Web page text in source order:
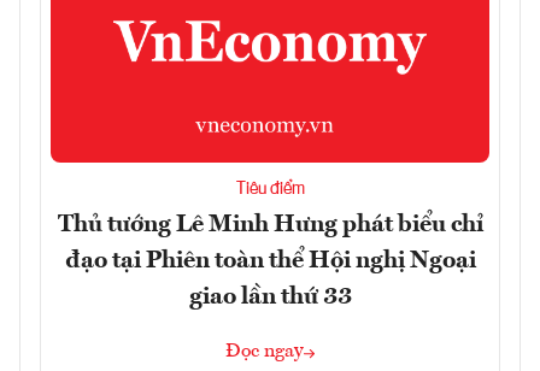
Tiêu điểm
Thủ tướng Lê Minh Hưng phát biểu chỉ
đạo tại Phiên toàn thể Hội nghị Ngoại
giao lần thứ 33
Đọc ngay